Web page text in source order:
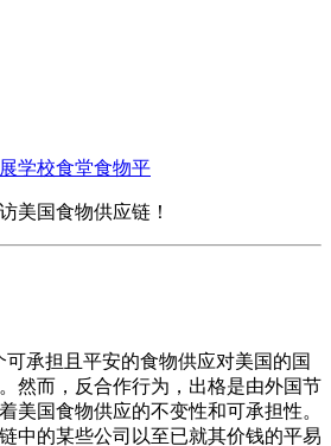
学校食堂食物平
美国食物供应链！
承担且平安的食物供应对美国的国
然而，反合作行为，出格是由外国节
美国食物供应的不变性和可承担性。
中的某些公司以至已就其价钱的平易